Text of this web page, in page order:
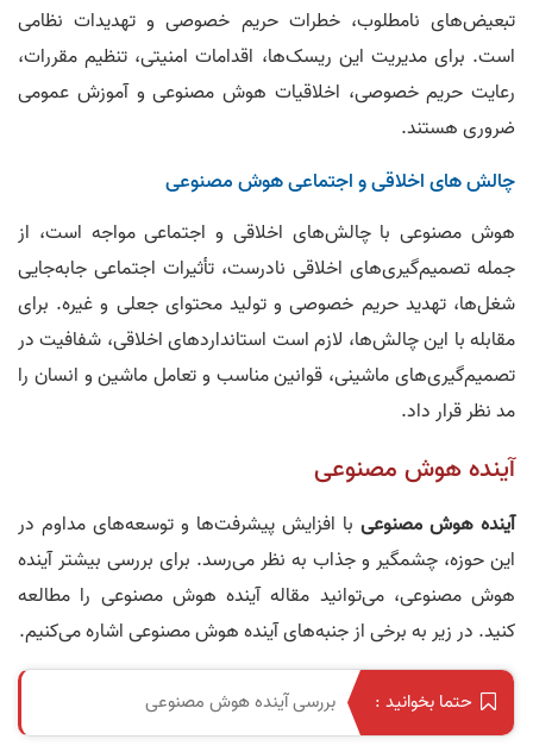
تبعیض‌های نامطلوب، خطرات حریم خصوصی و تهدیدات نظامی
است. برای مدیریت این ریسک‌ها، اقدامات امنیتی، تنظیم مقررات،
رعایت حریم خصوصی، اخلاقیات هوش مصنوعی و آموزش عمومی
ضروری هستند.
چالش های اخلاقی و اجتماعی هوش مصنوعی
هوش مصنوعی با چالش‌های اخلاقی و اجتماعی مواجه است، از
جمله تصمیم‌گیری‌های اخلاقی نادرست، تأثیرات اجتماعی جابه‌جایی
شغل‌ها، تهدید حریم خصوصی و تولید محتوای جعلی و غیره. برای
مقابله با این چالش‌ها، لازم است استانداردهای اخلاقی، شفافیت در
تصمیم‌گیری‌های ماشینی، قوانین مناسب و تعامل ماشین و انسان را
مد نظر قرار داد.
آینده هوش مصنوعی
آینده هوش مصنوعی با افزایش پیشرفت‌ها و توسعه‌های مداوم در
این حوزه، چشمگیر و جذاب به نظر می‌رسد. برای بررسی بیشتر آینده
هوش مصنوعی، می‌توانید مقاله آینده هوش مصنوعی را مطالعه
کنید. در زیر به برخی از جنبه‌های آینده هوش مصنوعی اشاره می‌کنیم.
حتما بخوانید : بررسی آینده هوش مصنوعی